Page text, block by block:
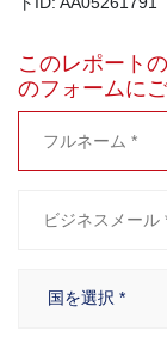
このレポート
のフォームに